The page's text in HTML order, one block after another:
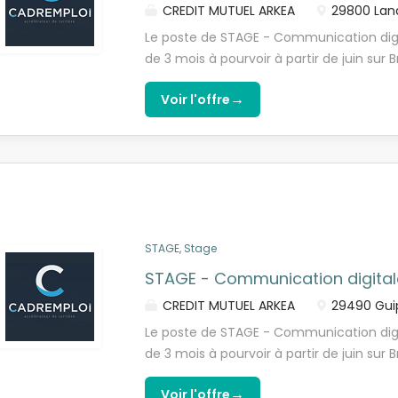
notre futur.e...
CREDIT MUTUEL ARKEA
29800
Le poste de STAGE - Communication
de 3 mois à pourvoir à partir de juin sur
contribution web Mettre en oeuvre les
d'accessibilité (RGAA) Mettre à jour et
(textes, images, médias) selon les
accessibles Analyse de performance
du plan de marquage si nécessaire
Réaliser un benchmark des sites web
stratégie éditoriale) Identifier les
Formuler des recommandations Le
notre futur.e...
Voir l'offre →
STAGE, Stage
STAGE - Communication
CREDIT MUTUEL ARKEA
29490
Le poste de STAGE - Communication
de 3 mois à pourvoir à partir de juin sur
contribution web Mettre en oeuvre les
Voir l'offre